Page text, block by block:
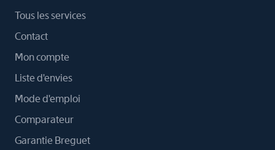
Tous les services
Contact
Mon compte
Liste d'envies
Mode d'emploi
Comparateur
Garantie Breguet